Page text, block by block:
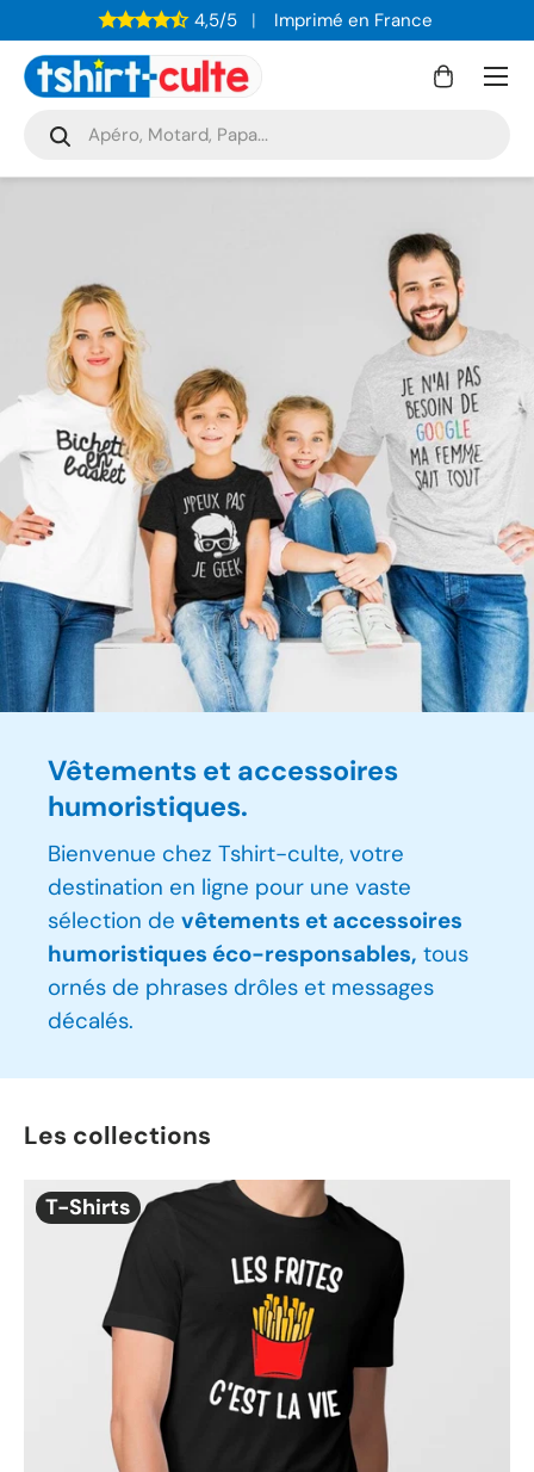
ALLER AU CONTENU
4,5/5 Imprimé en France
Recherche
Rechercher
Panier
Menu
Vêtements et accessoires
humoristiques.
Bienvenue chez Tshirt-culte, votre
destination en ligne pour une vaste
sélection de vêtements et accessoires
humoristiques éco-responsables, tous
ornés de phrases drôles et messages
décalés.
Les collections
T-Shirts